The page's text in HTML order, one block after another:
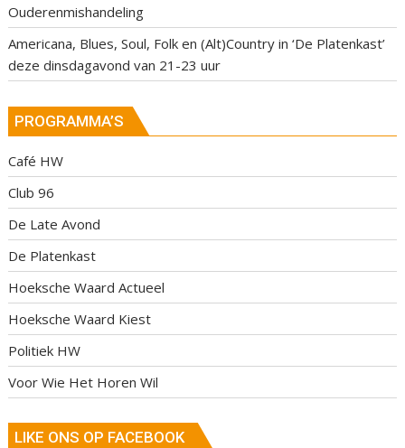
Ouderenmishandeling
Americana, Blues, Soul, Folk en (Alt)Country in ‘De Platenkast’
deze dinsdagavond van 21-23 uur
PROGRAMMA’S
Café HW
Club 96
De Late Avond
De Platenkast
Hoeksche Waard Actueel
Hoeksche Waard Kiest
Politiek HW
Voor Wie Het Horen Wil
LIKE ONS OP FACEBOOK